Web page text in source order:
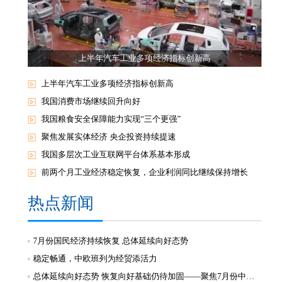
上半年汽车工业多项经济指标创新高
上半年汽车工业多项经济指标创新高
我国消费市场继续回升向好
我国粮食安全保障能力实现“三个更强”
聚焦发展实体经济 央企投资持续提速
我国多层次工业互联网平台体系基本形成
前两个月工业经济稳定恢复，企业利润同比继续保持增长
热点新闻
7月份国民经济持续恢复 总体延续向好态势
稳定畅通，中欧班列为经贸添活力
总体延续向好态势 恢复向好基础仍待加固——聚焦7月份中国经济走势